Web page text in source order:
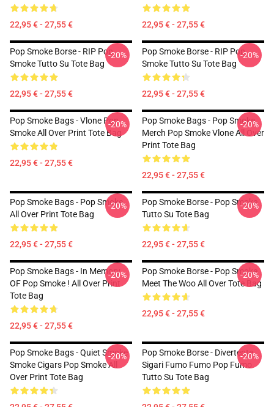
22,95 € - 27,55 € 22,95 € - 27,55 €
Pop Smoke Borse - RIP Pop
Smoke Tutto Su Tote Bag
22,95 € - 27,55 €
-20%
Pop Smoke Borse - RIP Pop
Smoke Tutto Su Tote Bag
22,95 € - 27,55 €
-20%
Pop Smoke Bags - Vlone Pop
Smoke All Over Print Tote Bag
22,95 € - 27,55 €
-20%
Pop Smoke Bags - Pop Smoke
Merch Pop Smoke Vlone All Over
Print Tote Bag
22,95 € - 27,55 €
-20%
Pop Smoke Bags - Pop Smoke
All Over Print Tote Bag
22,95 € - 27,55 €
-20%
Pop Smoke Borse - Pop Smoke
Tutto Su Tote Bag
22,95 € - 27,55 €
-20%
Pop Smoke Bags - In Memory
OF Pop Smoke ! All Over Print
Tote Bag
22,95 € - 27,55 €
-20%
Pop Smoke Borse - Pop Smoke
Meet The Woo All Over Tote Bag
22,95 € - 27,55 €
-20%
Pop Smoke Bags - Quiet Smoke
Smoke Cigars Pop Smoke All
Over Print Tote Bag
-20%
Pop Smoke Borse - Divertente
Sigari Fumo Fumo Pop Fumo
Tutto Su Tote Bag
-20%